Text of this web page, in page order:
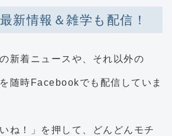
新情報＆雑学も配信！
新着ニュースや、それ以外の
随時Facebookでも配信していま
ね！」を押して、どんどんモチ